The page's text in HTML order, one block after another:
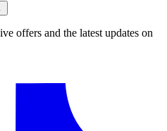
offers and the latest updates on